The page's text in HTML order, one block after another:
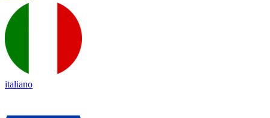
italiano